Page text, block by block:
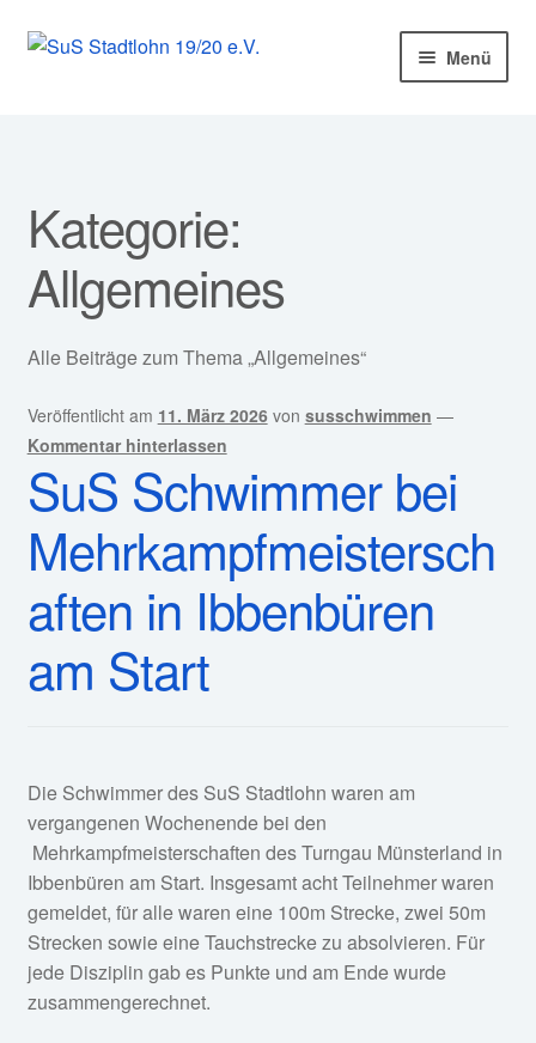
Zur
Zum
Menü
Unser Verein
Abteilungen
Kurse
Sponsoren
Service
Fan-Shop
Kategorie:
Allgemeines
Alle Beiträge zum Thema „Allgemeines“
Veröffentlicht am 11. März 2026 von susschwimmen —
Kommentar hinterlassen
SuS Schwimmer bei
Mehrkampfmeistersch
aften in Ibbenbüren
am Start
Die Schwimmer des SuS Stadtlohn waren am
vergangenen Wochenende bei den
Mehrkampfmeisterschaften des Turngau Münsterland in
Ibbenbüren am Start. Insgesamt acht Teilnehmer waren
gemeldet, für alle waren eine 100m Strecke, zwei 50m
Strecken sowie eine Tauchstrecke zu absolvieren. Für
jede Disziplin gab es Punkte und am Ende wurde
zusammengerechnet.